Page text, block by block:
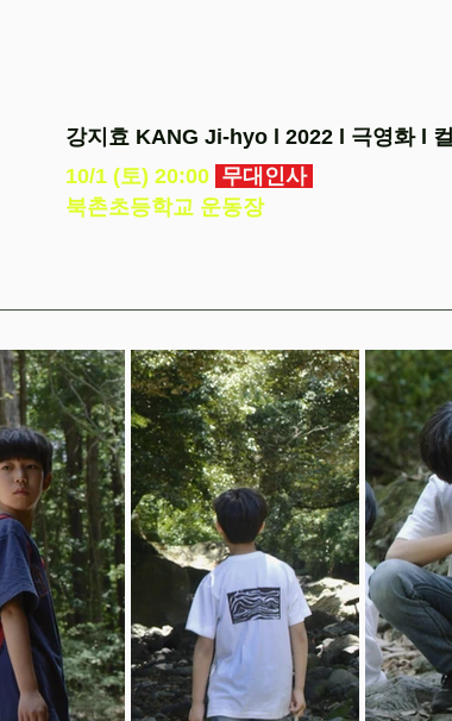
강지효 KANG Ji-hyo l 2022 l 극영화 l
10/1 (토) 20:00 무대인사
북촌초등학교 운동장